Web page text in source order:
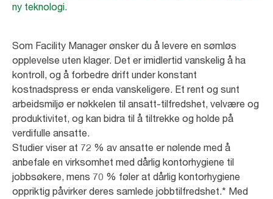
ny teknologi.
Som Facility Manager ønsker du å levere en sømløs
opplevelse uten klager. Det er imidlertid vanskelig å ha
kontroll, og å forbedre drift under konstant
kostnadspress er enda vanskeligere. Et rent og sunt
arbeidsmiljø er nøkkelen til ansatt-tilfredshet, velvære og
produktivitet, og kan bidra til å tiltrekke og holde på
verdifulle ansatte.
Studier viser at 72 % av ansatte er nølende med å
anbefale en virksomhet med dårlig kontorhygiene til
jobbsøkere, mens 70 % føler at dårlig kontorhygiene
oppriktig påvirker deres samlede jobbtilfredshet.* Med